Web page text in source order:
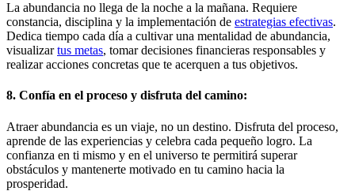
La abundancia no llega de la noche a la mañana. Requiere
constancia, disciplina y la implementación de estrategias efectivas.
Dedica tiempo cada día a cultivar una mentalidad de abundancia,
visualizartus metas, tomar decisiones financieras responsables y
realizar acciones concretas que te acerquen a tus objetivos.
8. Confía en el proceso y disfruta del camino:
Atraer abundancia es un viaje, no un destino. Disfruta del proceso,
aprende de las experiencias y celebra cada pequeño logro. La
confianza en ti mismo y en el universo te permitirá superar
obstáculos y mantenerte motivado en tu camino hacia la
prosperidad.